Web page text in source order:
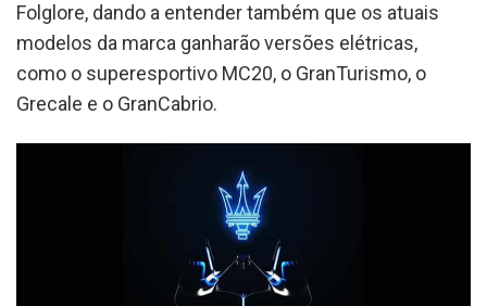
Folglore, dando a entender também que os atuais
modelos da marca ganharão versões elétricas,
como o superesportivo MC20, o GranTurismo, o
Grecale e o GranCabrio.